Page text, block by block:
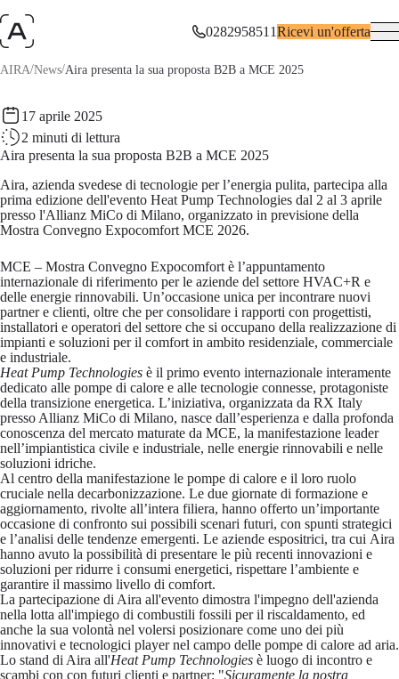
0282958511Ricevi un'offerta
AIRA/News/Aira presenta la sua proposta B2B a MCE 2025
17 aprile 2025
2 minuti di lettura
Aira presenta la sua proposta B2B a MCE 2025
Aira, azienda svedese di tecnologie per l’energia pulita, partecipa alla
prima edizione dell'evento Heat Pump Technologies dal 2 al 3 aprile
presso l'Allianz MiCo di Milano, organizzato in previsione della
Mostra Convegno Expocomfort MCE 2026.
MCE – Mostra Convegno Expocomfort è l’appuntamento
internazionale di riferimento per le aziende del settore HVAC+R e
delle energie rinnovabili. Un’occasione unica per incontrare nuovi
partner e clienti, oltre che per consolidare i rapporti con progettisti,
installatori e operatori del settore che si occupano della realizzazione di
impianti e soluzioni per il comfort in ambito residenziale, commerciale
e industriale.
Heat Pump Technologies è il primo evento internazionale interamente
dedicato alle pompe di calore e alle tecnologie connesse, protagoniste
della transizione energetica. L’iniziativa, organizzata da RX Italy
presso Allianz MiCo di Milano, nasce dall’esperienza e dalla profonda
conoscenza del mercato maturate da MCE, la manifestazione leader
nell’impiantistica civile e industriale, nelle energie rinnovabili e nelle
soluzioni idriche.
Al centro della manifestazione le pompe di calore e il loro ruolo
cruciale nella decarbonizzazione. Le due giornate di formazione e
aggiornamento, rivolte all’intera filiera, hanno offerto un’importante
occasione di confronto sui possibili scenari futuri, con spunti strategici
e l’analisi delle tendenze emergenti. Le aziende espositrici, tra cui Aira
hanno avuto la possibilità di presentare le più recenti innovazioni e
soluzioni per ridurre i consumi energetici, rispettare l’ambiente e
garantire il massimo livello di comfort.
La partecipazione di Aira all'evento dimostra l'impegno dell'azienda
nella lotta all'impiego di combustili fossili per il riscaldamento, ed
anche la sua volontà nel volersi posizionare come uno dei più
innovativi e tecnologici player nel campo delle pompe di calore ad aria.
Lo stand di Aira all'Heat Pump Technologies è luogo di incontro e
scambi con con futuri clienti e partner: "Sicuramente la nostra